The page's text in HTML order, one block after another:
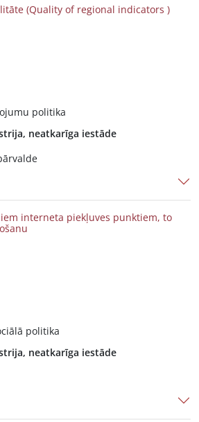
(Quality of regional indicators )
politika
neatkarīga iestāde
interneta piekļuves punktiem, to
politika
neatkarīga iestāde